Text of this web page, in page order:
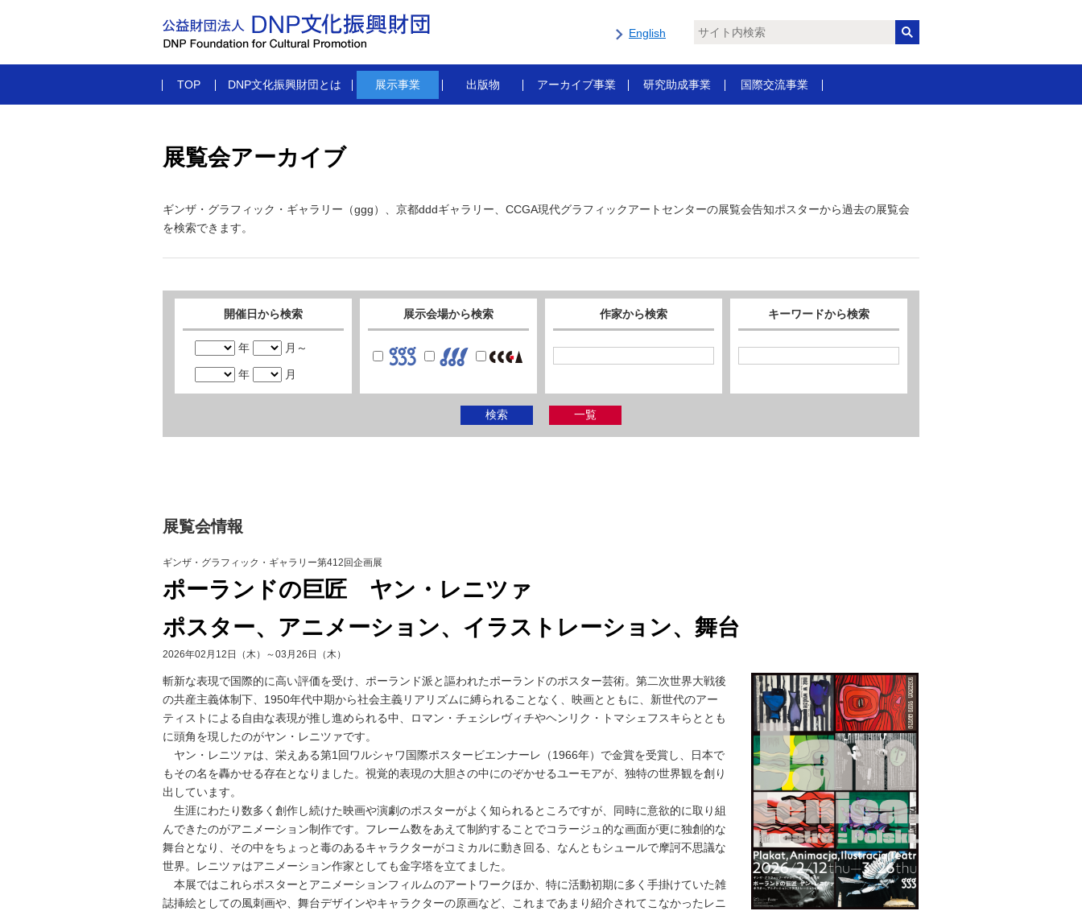
English
TOP DNP文化振興財団とは 展示事業 出版物 アーカイブ事業 研究助成事業 国際交流事業
展覧会アーカイブ
ギンザ・グラフィック・ギャラリー（ggg）、京都dddギャラリー、CCGA現代グラフィックアートセンターの展覧会告知ポスターから過去の展覧会
を検索できます。
開催日から検索
年 月～
年 月
展示会場から検索 作家から検索 キーワードから検索
検索 一覧
展覧会情報
ギンザ・グラフィック・ギャラリー第412回企画展
ポーランドの巨匠 ヤン・レニツァ
ポスター、アニメーション、イラストレーション、舞台
2026年02月12日（木）～03月26日（木）
斬新な表現で国際的に高い評価を受け、ポーランド派と謳われたポーランドのポスター芸術。第二次世界大戦後
の共産主義体制下、1950年代中期から社会主義リアリズムに縛られることなく、映画とともに、新世代のアー
ティストによる自由な表現が推し進められる中、ロマン・チェシレヴィチやヘンリク・トマシェフスキらととも
に頭角を現したのがヤン・レニツァです。
ヤン・レニツァは、栄えある第1回ワルシャワ国際ポスタービエンナーレ（1966年）で金賞を受賞し、日本で
もその名を轟かせる存在となりました。視覚的表現の大胆さの中にのぞかせるユーモアが、独特の世界観を創り
出しています。
生涯にわたり数多く創作し続けた映画や演劇のポスターがよく知られるところですが、同時に意欲的に取り組
んできたのがアニメーション制作です。フレーム数をあえて制約することでコラージュ的な画面が更に独創的な
舞台となり、その中をちょっと毒のあるキャラクターがコミカルに動き回る、なんともシュールで摩訶不思議な
世界。レニツァはアニメーション作家としても金字塔を立てました。
本展ではこれらポスターとアニメーションフィルムのアートワークほか、特に活動初期に多く手掛けていた雑
誌挿絵としての風刺画や、舞台デザインやキャラクターの原画など、これまであまり紹介されてこなかったレニ